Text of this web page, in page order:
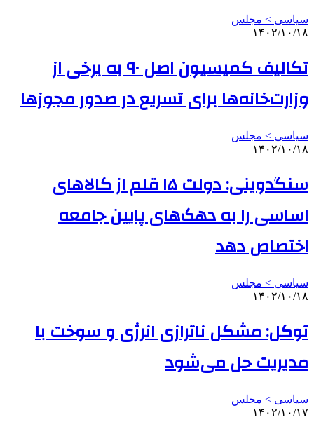
سیاسی > مجلس
۱۴۰۲/۱۰/۱۸
تکالیف کمیسیون اصل ۹۰ به برخی از
وزارت‌خانه‌ها برای تسریع در صدور مجوزها
سیاسی > مجلس
۱۴۰۲/۱۰/۱۸
سنگدوینی: دولت ۱۵ قلم از کالاهای
اساسی را به دهک‌های پایین جامعه
اختصاص دهد
سیاسی > مجلس
۱۴۰۲/۱۰/۱۸
توکل: مشکل ناترازی انرژی و سوخت با
مدیریت حل می‌شود
سیاسی > مجلس
۱۴۰۲/۱۰/۱۷